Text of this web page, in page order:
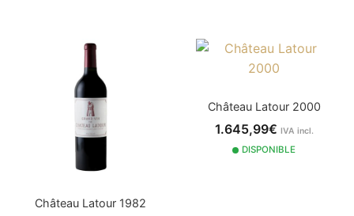
Château Latour 1982
Château Latour 2000
1.645,99€ IVA incl.
DISPONIBLE